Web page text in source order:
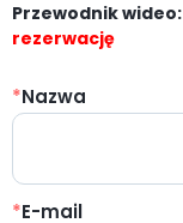
Przewodnik wideo:
rezerwację
*Nazwa
*E-mail